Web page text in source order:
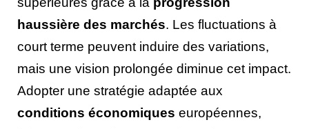
haussière des marchés. Les fluctuations à
court terme peuvent induire des variations,
mais une vision prolongée diminue cet impact.
Adopter une stratégie adaptée aux
conditions économiques européennes,